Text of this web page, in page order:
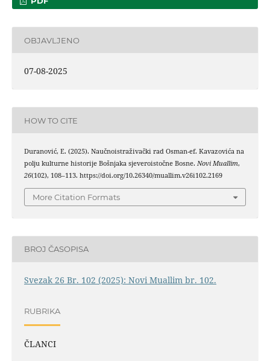
OBJAVLJENO
07-08-2025
HOW TO CITE
Duranović, E. (2025). Naučnoistraživački rad Osman-ef. Kavazovića na
polju kulturne historije Bošnjaka sjeveroistočne Bosne. Novi Muallim,
26(102), 108–113. https://doi.org/10.26340/muallim.v26i102.2169
More Citation Formats
BROJ ČASOPISA
Svezak 26 Br. 102 (2025): Novi Muallim br. 102.
RUBRIKA
ČLANCI